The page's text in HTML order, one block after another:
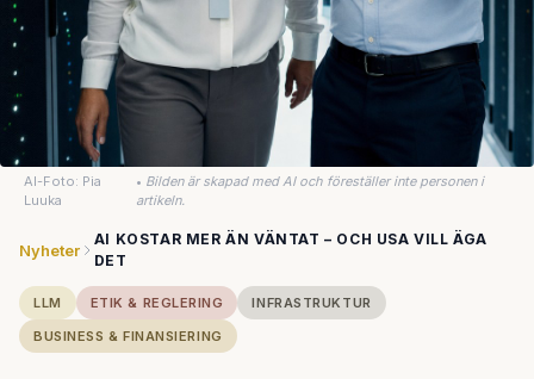
AI-Foto: Pia
Luuka
• Bilden är skapad med AI och föreställer inte personen i
artikeln.
Nyheter
AI KOSTAR MER ÄN VÄNTAT – OCH USA VILL ÄGA
DET
LLM ETIK & REGLERING
INFRASTRUKTUR
BUSINESS & FINANSIERING